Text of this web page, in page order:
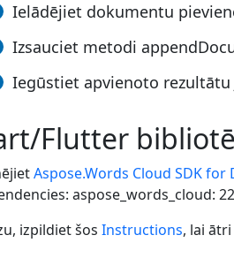
Ielādējiet dokumentu
Izsauciet metodi
Iegūstiet apvienoto rezultātu
Flutter
Aspose.Words Cloud SDK for
aspose_words_cloud:
izpildiet šos Instructions, lai